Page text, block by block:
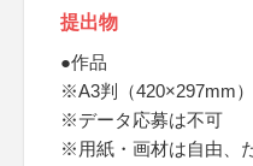
提出物
●作品
※A3判（420×297mm
※データ応募は不可
※用紙・画材は自由、